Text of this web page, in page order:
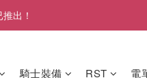
出！
騎士裝備 RST
電